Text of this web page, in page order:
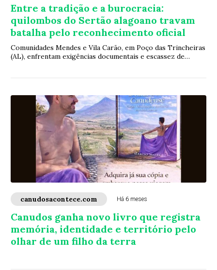
Entre a tradição e a burocracia:
quilombos do Sertão alagoano travam
batalha pelo reconhecimento oficial
Comunidades Mendes e Vila Carão, em Poço das Trincheiras
(AL), enfrentam exigências documentais e escassez de
canudosacontece.com Há 6 meses
Canudos ganha novo livro que registra
memória, identidade e território pelo
olhar de um filho da terra